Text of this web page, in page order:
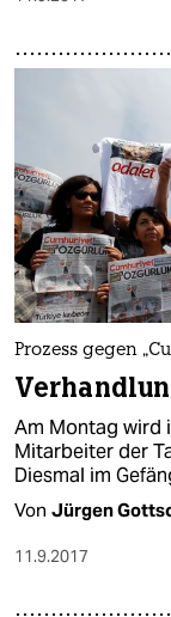
Prozess gegen
Am Montag wird
Mitarbeiter der
Diesmal im
Von Jürgen
11.9.2017